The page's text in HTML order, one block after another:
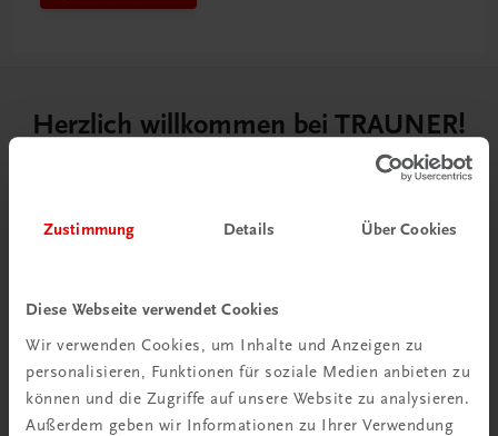
Zustimmung Details Über Cookies
Diese Webseite verwendet Cookies
Wir verwenden Cookies, um Inhalte und Anzeigen zu
personalisieren, Funktionen für soziale Medien anbieten zu
können und die Zugriffe auf unsere Website zu analysieren.
Außerdem geben wir Informationen zu Ihrer Verwendung
Herzlich willkommen bei TRAUNER!
Wir sind ein österreichisches Familienunternehmen mit
Begeisterung für unsere Produkte.
mehr erfahren